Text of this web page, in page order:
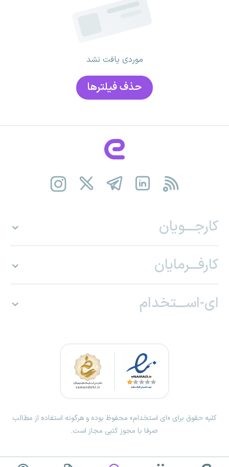
موردی یافت نشد
حذف فیلتر‌ها
کارجـــویان
کارفـــرمایان
ای-اســـتخدام
کلیه حقوق برای «ای استخدام» محفوظ بوده و هرگونه استفاده از مطالب
صرفا با مجوز کتبی مجاز است.